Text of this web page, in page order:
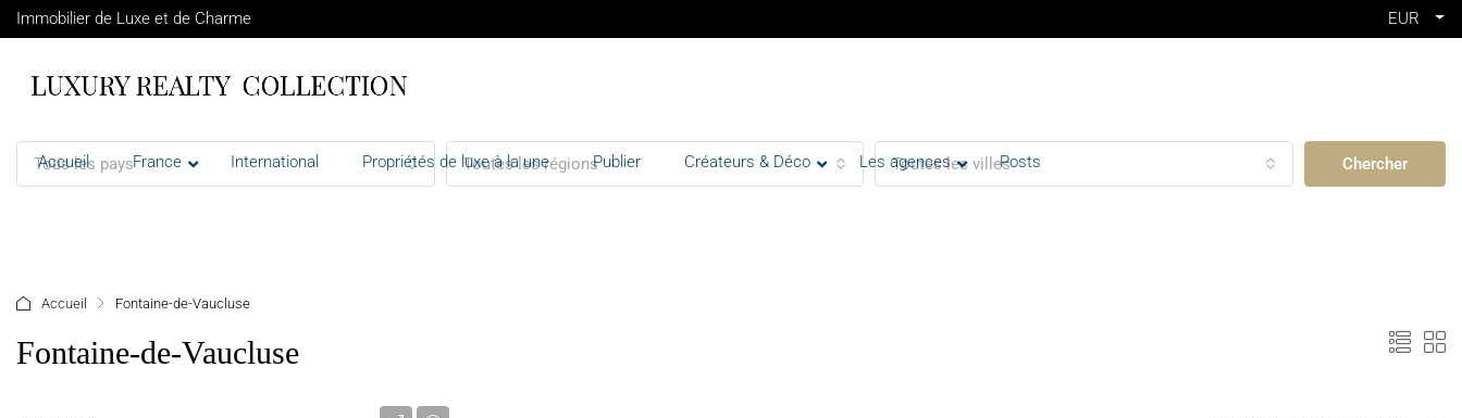
Immobilier de Luxe et de Charme EUR
Accueil France International Propriétés de luxe à la une Publier Créateurs & Déco Les agences Posts
Tous les pays Toutes les régions Toutes les villes Chercher
Accueil Fontaine-de-Vaucluse
Fontaine-de-Vaucluse